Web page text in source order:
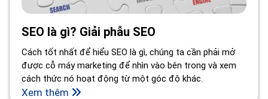
SEO là gì? Giải phẫu SEO
Cách tốt nhất để hiểu SEO là gì, chúng ta cần phải mở
được cỗ máy marketing để nhìn vào bên trong và xem
cách thức nó hoạt động từ một góc độ khác.
Xem thêm